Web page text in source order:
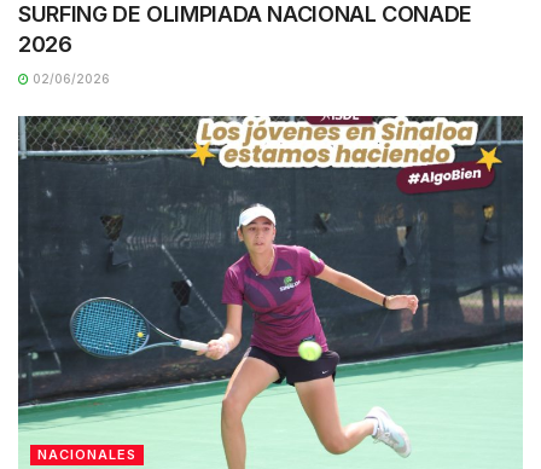
SURFING DE OLIMPIADA NACIONAL CONADE
2026
02/06/2026
NACIONALES